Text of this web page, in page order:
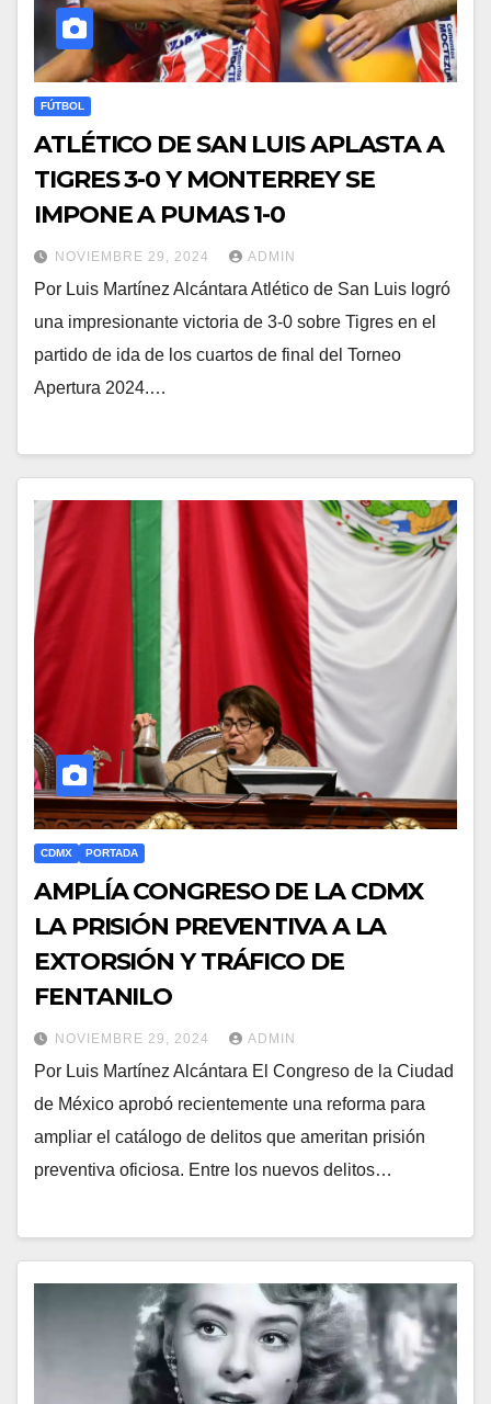
FÚTBOL
ATLÉTICO DE SAN LUIS APLASTA A
TIGRES 3-0 Y MONTERREY SE
IMPONE A PUMAS 1-0
NOVIEMBRE 29, 2024 ADMIN
Por Luis Martínez Alcántara Atlético de San Luis logró
una impresionante victoria de 3-0 sobre Tigres en el
partido de ida de los cuartos de final del Torneo
Apertura 2024.…
CDMX PORTADA
AMPLÍA CONGRESO DE LA CDMX
LA PRISIÓN PREVENTIVA A LA
EXTORSIÓN Y TRÁFICO DE
FENTANILO
NOVIEMBRE 29, 2024 ADMIN
Por Luis Martínez Alcántara El Congreso de la Ciudad
de México aprobó recientemente una reforma para
ampliar el catálogo de delitos que ameritan prisión
preventiva oficiosa. Entre los nuevos delitos…